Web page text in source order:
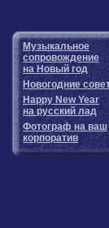
Музыкальное
сопровождение
на Новый год
Новогодние
Happy New Year
на русский лад
Фотограф на ваш
корпоратив